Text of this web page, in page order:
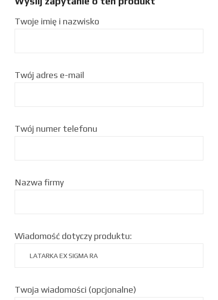
Twoje imię i nazwisko
Twój adres e-mail
Twój numer telefonu
Nazwa firmy
Wiadomość dotyczy produktu:
Twoja wiadomości (opcjonalne)